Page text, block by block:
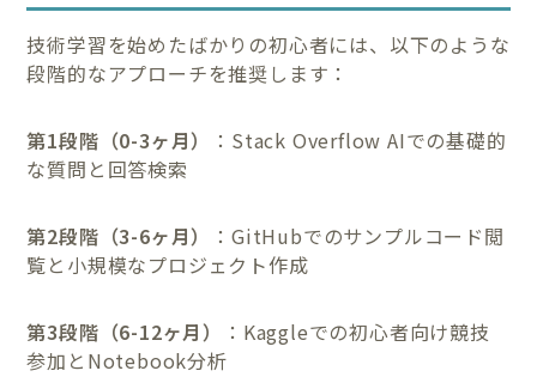
技術学習を始めたばかりの初心者には、以下のような
段階的なアプローチを推奨します：
第1段階（0-3ヶ月）
：Stack Overflow AIでの基礎的
な質問と回答検索
第2段階（3-6ヶ月）
：GitHubでのサンプルコード閲
覧と小規模なプロジェクト作成
第3段階（6-12ヶ月）
：Kaggleでの初心者向け競技
参加とNotebook分析